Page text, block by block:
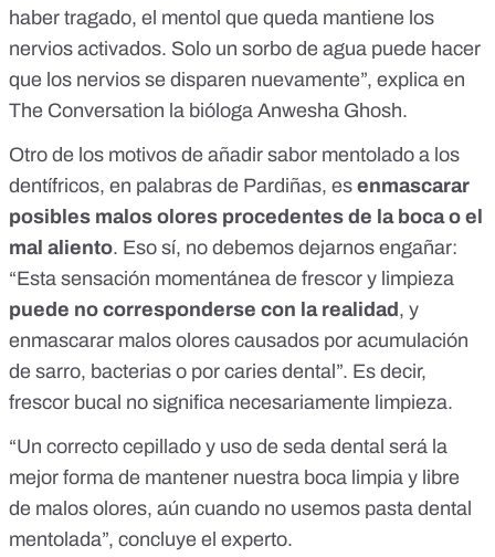
haber tragado, el mentol que queda mantiene los
nervios activados. Solo un sorbo de agua puede hacer
que los nervios se disparen nuevamente”, explica en
The Conversation la bióloga Anwesha Ghosh.
Otro de los motivos de añadir sabor mentolado a los
dentífricos, en palabras de Pardiñas, es enmascarar
posibles malos olores procedentes de la boca o el
mal aliento. Eso sí, no debemos dejarnos engañar:
“Esta sensación momentánea de frescor y limpieza
puede no corresponderse con la realidad , y
enmascarar malos olores causados por acumulación
de sarro, bacterias o por caries dental”. Es decir,
frescor bucal no significa necesariamente limpieza.
“Un correcto cepillado y uso de seda dental será la
mejor forma de mantener nuestra boca limpia y libre
de malos olores, aún cuando no usemos pasta dental
mentolada”, concluye el experto.